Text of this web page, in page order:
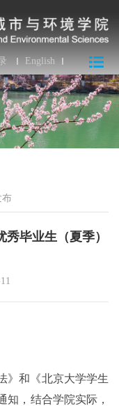
English
布
毕业生（夏季）
》和《北京大学学生
知，结合学院实际，